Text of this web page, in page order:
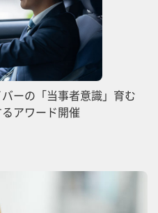
ーの「当事者意識」育む
アワード開催